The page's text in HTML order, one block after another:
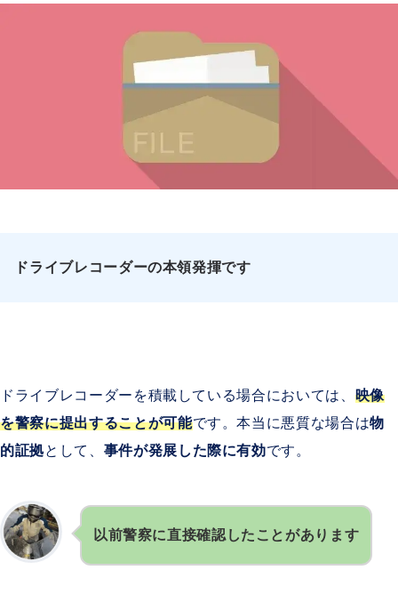
ドライブレコーダーの本領発揮です
ドライブレコーダーを積載している場合においては、 映像
を警察に提出することが可能です。本当に悪質な場合は物
的証拠として、 事件が発展した際に有効です。
以前警察に直接確認したことがあります